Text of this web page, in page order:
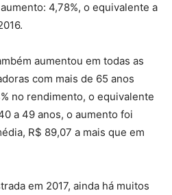
4,78%, o equivalente a
aumentou em todas as
com mais de 65 anos
no rendimento, o equivalente
a 49 anos, o aumento foi
R$ 89,07 a mais que em
em 2017, ainda há muitos